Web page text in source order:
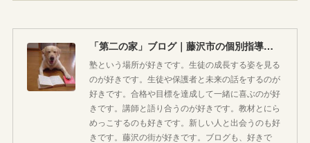
「第二の家」ブログ｜藤沢市の個別指導塾のお話
塾という場所が好きです。生徒の成長する姿を見る
のが好きです。生徒や保護者と未来の話をするのが
好きです。合格や目標を達成して一緒に喜ぶのが好
きです。講師と語り合うのが好きです。教材とにら
めっこするのも好きです。新しい人と出会うのも好
きです。藤沢の街が好きです。ブログも、好きで